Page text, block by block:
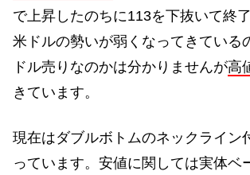
で上昇したのちに113を下抜いて終
米ドルの勢いが弱くなってきている
ドル売りなのかは分かりませんが高
きています。
現在はダブルボトムのネックライン
っています。安値に関しては実体ベ